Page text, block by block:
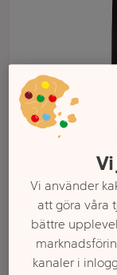
Vi
Vi använder
att göra våra
bättre
kanaler i